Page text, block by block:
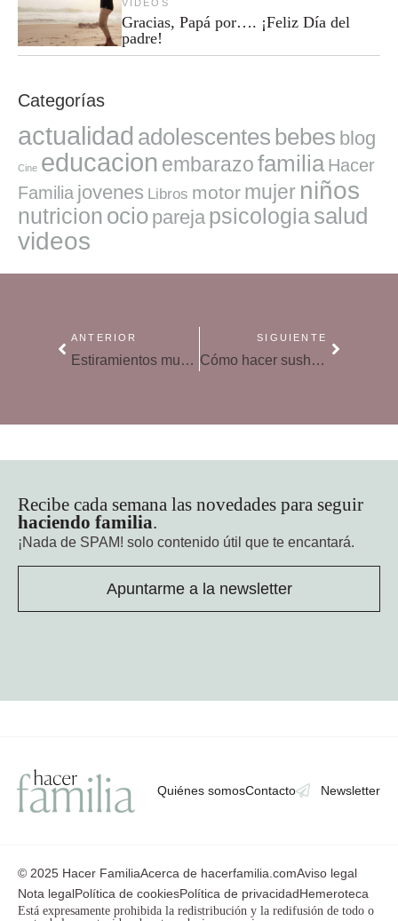
VIDEOS
Gracias, Papá por…. ¡Feliz Día del
padre!
Categorías
actualidad adolescentes bebes blog
Cine educacion embarazofamilia Hacer
Familia jovenes Libros motor mujer niños
nutricion ocio pareja psicologiasalud
videos
ANTERIOR
Estiramientos musculares durante el embarazo
SIGUIENTE
Cómo hacer sushi – Maki Roll
Recibe cada semana las novedades para seguir
haciendo familia.
¡Nada de SPAM! solo contenido útil que te encantará.
Apuntarme a la newsletter
Quiénes somosContacto Newsletter
© 2025 Hacer FamiliaAcerca de hacerfamilia.comAviso legal
Nota legalPolítica de cookiesPolítica de privacidadHemeroteca
Está expresamente prohibida la redistribución y la redifusión de todo o